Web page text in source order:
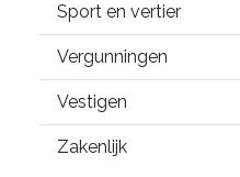
Sport en vertier
Vergunningen
Vestigen
Zakenlijk